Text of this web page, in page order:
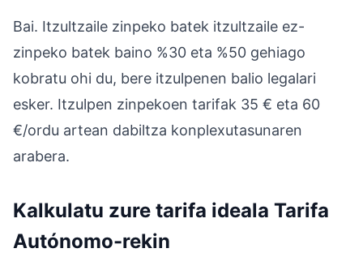
Bai. Itzultzaile zinpeko batek itzultzaile ez-
zinpeko batek baino %30 eta %50 gehiago
kobratu ohi du, bere itzulpenen balio legalari
esker. Itzulpen zinpekoen tarifak 35 € eta 60
€/ordu artean dabiltza konplexutasunaren
arabera.
Kalkulatu zure tarifa ideala Tarifa
Autónomo-rekin